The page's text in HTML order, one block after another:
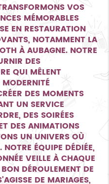
VOS
MÉMORABLES
EN RESTAURATION
NOTAMMENT LA
À AUBAGNE. NOTRE
DES
QUI MÊLENT
DES MOMENTS
UN SERVICE
DES SOIRÉES
DES ANIMATIONS
UN UNIVERS OÙ
ÉQUIPE DÉDIÉE,
VEILLE À CHAQUE
DÉROULEMENT DE
DE MARIAGES,